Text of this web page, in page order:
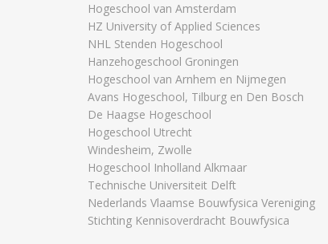
Hogeschool van Amsterdam
HZ University of Applied Sciences
NHL Stenden Hogeschool
Hanzehogeschool Groningen
Hogeschool van Arnhem en Nijmegen
Avans Hogeschool, Tilburg en Den Bosch
De Haagse Hogeschool
Hogeschool Utrecht
Windesheim, Zwolle
Hogeschool Inholland Alkmaar
Technische Universiteit Delft
Nederlands Vlaamse Bouwfysica Vereniging
Stichting Kennisoverdracht Bouwfysica